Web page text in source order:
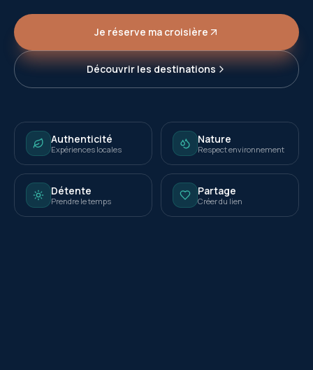
Je réserve ma croisière
Découvrir les destinations
Authenticité
Expériences locales
Nature
Respect environnement
Détente
Prendre le temps
Partage
Créer du lien